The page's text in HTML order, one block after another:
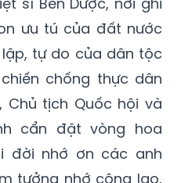
tự do của dân tộc
chống thực dân
Chủ tịch Quốc hội và
cẩn đặt vòng hoa
đời nhớ ơn các anh
tưởng nhớ công lao,
dân của Chủ tịch Hồ